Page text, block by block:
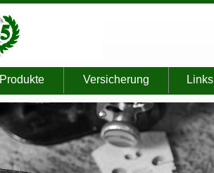
Produkte Versicherung Links